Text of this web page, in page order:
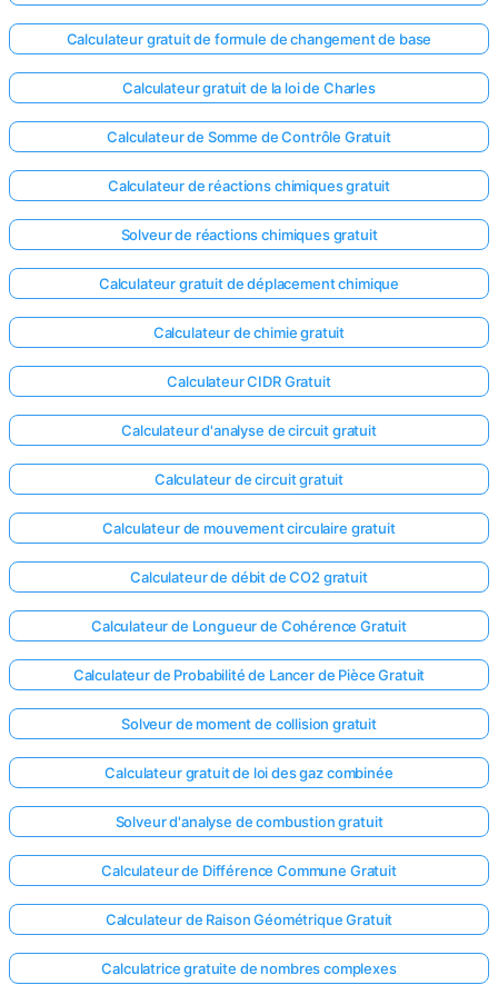
Calculateur gratuit de formule de changement de base
Calculateur gratuit de la loi de Charles
Calculateur de Somme de Contrôle Gratuit
Calculateur de réactions chimiques gratuit
Solveur de réactions chimiques gratuit
Calculateur gratuit de déplacement chimique
Calculateur de chimie gratuit
Calculateur CIDR Gratuit
Calculateur d'analyse de circuit gratuit
Calculateur de circuit gratuit
Calculateur de mouvement circulaire gratuit
Calculateur de débit de CO2 gratuit
Calculateur de Longueur de Cohérence Gratuit
Calculateur de Probabilité de Lancer de Pièce Gratuit
Solveur de moment de collision gratuit
Calculateur gratuit de loi des gaz combinée
Solveur d'analyse de combustion gratuit
Calculateur de Différence Commune Gratuit
Calculateur de Raison Géométrique Gratuit
Calculatrice gratuite de nombres complexes